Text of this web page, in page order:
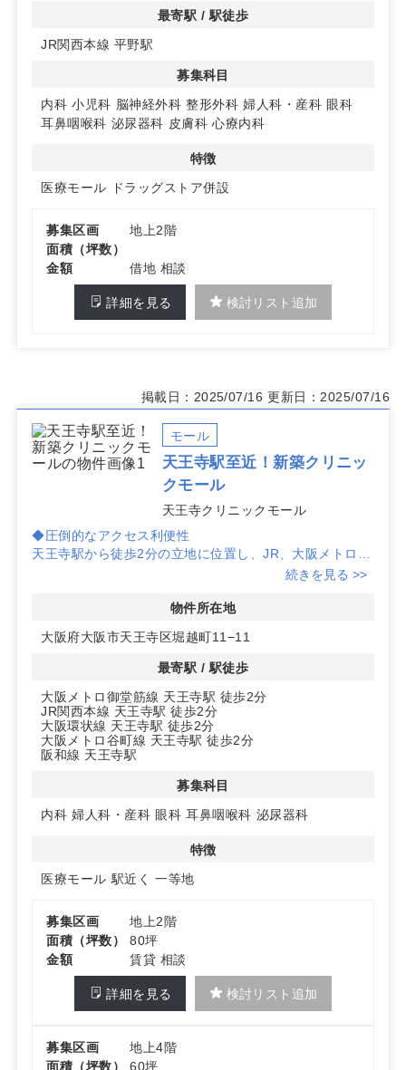
視認性とアクセスのしやすさを確保しやすい立地です。徒
です。
◆計画物件ならではの柔軟性
借地契約約421.15坪の計画物件で、2階医療テナントを想
定。必要面積は相談可能で、内科から皮膚科・眼科など多
詳細はお問い合わせください
最寄駅 / 駅徒歩
JR関西本線 平野駅
募集科目
内科 小児科 脳神経外科 整形外科 婦人科・産科 眼科
耳鼻咽喉科 泌尿器科 皮膚科 心療内科
特徴
医療モール
ドラッグストア併設
募集区画
地上2階
面積（坪数）
金額
借地 相談
詳細を見る 検討リスト追加
掲載日：2025/07/16 更新日：2025/07/16
モール
天王寺駅至近！新築クリニッ
クモール
天王寺クリニックモール
◆圧倒的なアクセス利便性
天王寺駅から徒歩2分の立地に位置し、JR、大阪メトロ、
近鉄電車など主要交通機関へのアクセスが抜群です。通勤
◆多様な診療科目の募集
ど、多様な診療科目を募集中
続きを見る >>
物件所在地
大阪府大阪市天王寺区堀越町11−11
最寄駅 / 駅徒歩
大阪メトロ御堂筋線 天王寺駅 徒歩2分
JR関西本線 天王寺駅 徒歩2分
大阪環状線 天王寺駅 徒歩2分
大阪メトロ谷町線 天王寺駅 徒歩2分
阪和線 天王寺駅
募集科目
内科 婦人科・産科 眼科 耳鼻咽喉科 泌尿器科
特徴
医療モール 駅近く 一等地
募集区画
地上2階
面積（坪数）
80坪
金額
賃貸 相談
詳細を見る 検討リスト追加
募集区画
地上4階
面積（坪数）
60坪